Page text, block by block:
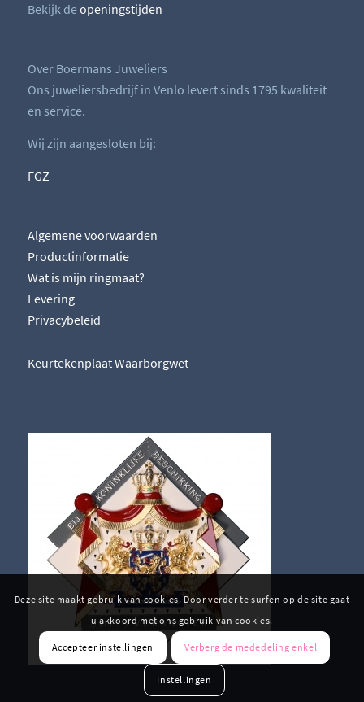
Bekijk deopeningstijden
Over Boermans Juweliers
Ons juweliersbedrijf in Venlo levert sinds 1795 kwaliteit
en service.
Wij zijn aangesloten bij:
FGZ
Algemene voorwaarden
Productinformatie
Wat is mijn ringmaat?
Levering
Privacybeleid
Keurtekenplaat Waarborgwet
Deze site maakt gebruik van cookies. Door verder te surfen op de site gaat
u akkoord met ons gebruik van cookies.
Accepteer instellingen Verberg de mededeling enkel
Instellingen